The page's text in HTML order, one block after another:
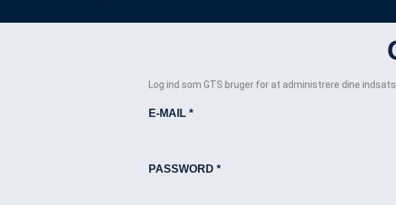
Log ind som GTS bruger for at administrere dine
E-MAIL *
PASSWORD *